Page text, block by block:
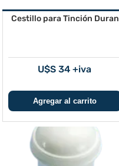
Cestillo para Tinción Duran
U$S 34 +iva